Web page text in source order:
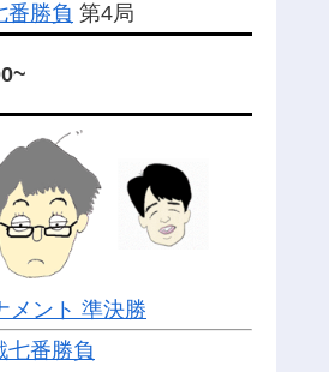
番勝負 第4局
メント 準決勝
七番勝負